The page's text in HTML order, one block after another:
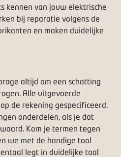
kennen van jouw elektrische
bij reparatie volgens de
en maken duidelijke
altijd om een schatting
Alle uitgevoerde
de rekening gespecificeerd.
onderdelen, als je dat
Kom je termen tegen
we met de handige tool
legt in duidelijke taal